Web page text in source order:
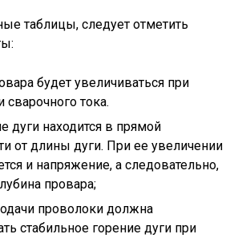
таблицы, следует отметить
будет увеличиваться при
сварочного тока.
дуги находится в прямой
от длины дуги. При ее увеличении
и напряжение, а следовательно,
провара;
проволоки должна
стабильное горение дуги при